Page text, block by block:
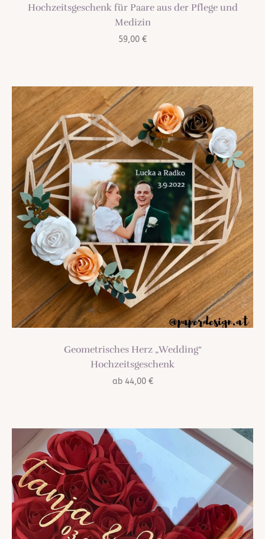
Hochzeitsgeschenk für Paare aus der Pflege und
Medizin
59,00 €
TREND
Geometrisches Herz „Wedding“
Hochzeitsgeschenk
ab 44,00 €